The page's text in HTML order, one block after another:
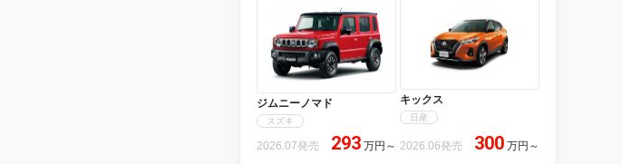
ジムニーノマド
スズキ
2026.07発売 293 万円 ～
キックス
日産
2026.06発売 300 万円 ～